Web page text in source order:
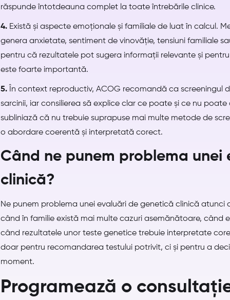
răspunde întotdeauna complet la toate întrebările clinice.
4. Există și aspecte emoționale și familiale de luat în calcul.
genera anxietate, sentiment de vinovăție, tensiuni familiale
pentru că rezultatele pot sugera informații relevante și
este foarte importantă.
5. În context reproductiv, ACOG recomandă ca screeningul
sarcinii, iar consilierea să explice clar ce poate și ce nu
subliniază că nu trebuie suprapuse mai multe metode de
o abordare coerentă și interpretată corect.
Când ne punem problema unei
clinică?
Ne punem problema unei evaluări de genetică clinică
când în familie există mai multe cazuri asemănătoare, când
când rezultatele unor teste genetice trebuie interpretate
doar pentru recomandarea testului potrivit, ci și pentru a
moment.
Programează o